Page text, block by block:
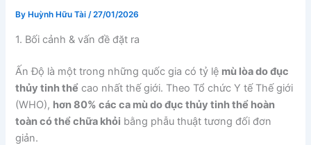
By Huỳnh Hữu Tài/27/01/2026
1. Bối cảnh & vấn đề đặt ra
Ấn Độ là một trong những quốc gia có tỷ lệ mù lòa do đục
thủy tinh thể cao nhất thế giới. Theo Tổ chức Y tế Thế giới
(WHO), hơn 80% các ca mù do đục thủy tinh thể hoàn
toàn có thể chữa khỏi bằng phẫu thuật tương đối đơn
giản.